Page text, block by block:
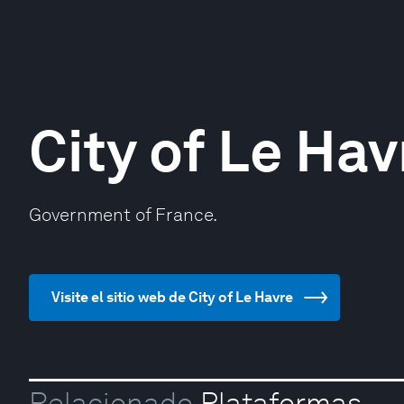
City of Le
Government of France.
Visite el sitio web de City of Le Havre